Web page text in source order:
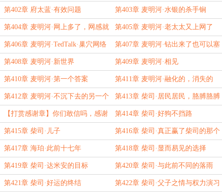
适的事
第402章 府太蓝·有效问题 第403章 麦明河·水银的杀手锏
第404章 麦明河·网上多了，网感就
很重，此乃必然之理
第405章 麦明河·老太太又上网了
第406章 麦明河·TedTalk·巢穴网络
信息技术的讲解与应用
第407章 麦明河·钻出来了也可以塞
回去
第408章 麦明河·新世界 第409章 麦明河·相见
第410章 麦明河·第一个答案 第411章 麦明河·融化的，消失的
第412章 麦明河·不沉下去的另一个
办法
第413章 柴司·居民居民，胳膊胳膊
【打赏感谢章】你们敢信吗，感谢
章终于进入四月了
第414章 柴司·好狗不挡路
第415章 柴司·儿子 第416章 柴司·真正赢了柴司的那个
人
第417章 海珀·此前十七年 第418章 柴司·显而易见的选择
第419章 柴司·达米安的目标 第420章 柴司·与此前不同的落雨
第421章 柴司·好运的终结 第422章 柴司·父子之情与权力演习